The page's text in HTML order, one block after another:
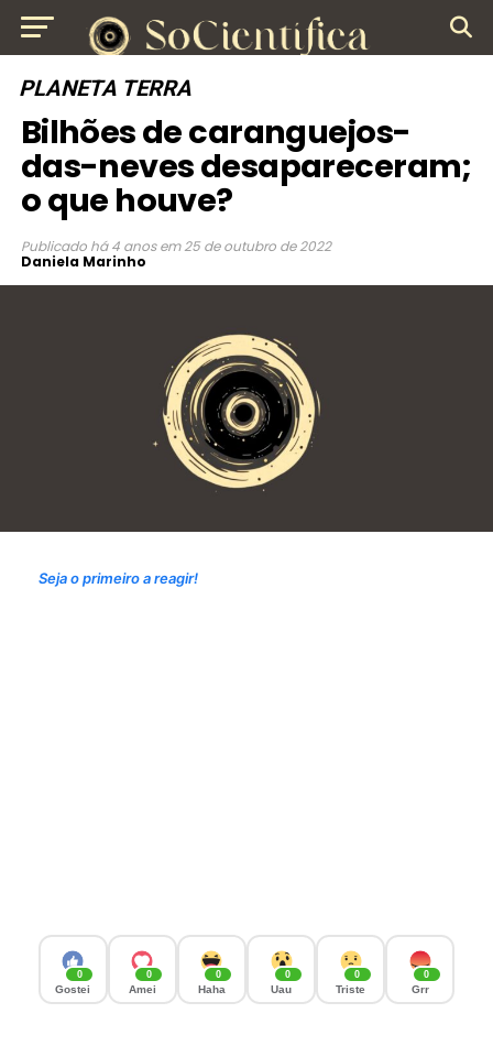
PLANETA TERRA
Bilhões de caranguejos-
das-neves desapareceram;
o que houve?
Publicado há 4 anos em 25 de outubro de 2022
Daniela Marinho
Seja o primeiro a reagir!
0
Gostei
0
Amei
0
Haha
0
Uau
0
Triste
0
Grr